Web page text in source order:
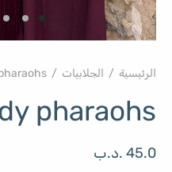
الرئيسية / الجلابيات /
pharaohs
45.0 .د.ب